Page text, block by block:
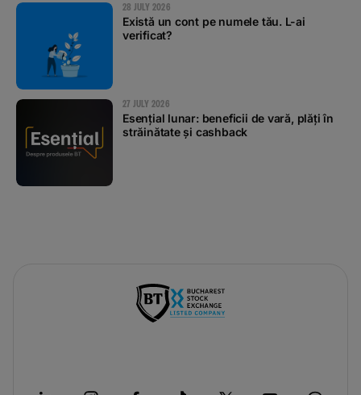
28 JULY 2026
Există un cont pe numele tău. L-ai
verificat?
27 JULY 2026
Esențial lunar: beneficii de vară, plăți în
străinătate și cashback